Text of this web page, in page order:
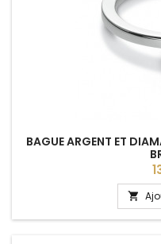
BAGUE ARGENT ET
